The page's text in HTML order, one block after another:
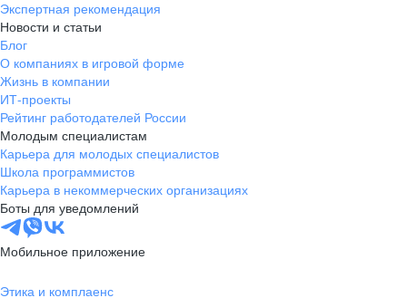
pr@dv.hh.ru
Новосибирск
ул. Большевистская, д. 35,
помещение 21
+7 383 207-94-64
pr@nsk.hh.ru
Минск
пр-т Дзержинского, д. 57,
10 этаж, помещение 45-1
pr@rabota.by
Экспертная рекомендация
Новости и статьи
Блог
О компаниях в игровой форме
Жизнь в компании
ИТ-проекты
Рейтинг работодателей России
Молодым специалистам
Карьера для молодых специалистов
Школа программистов
Карьера в некоммерческих организациях
Боты для уведомлений
Мобильное приложение
Этика и комплаенс